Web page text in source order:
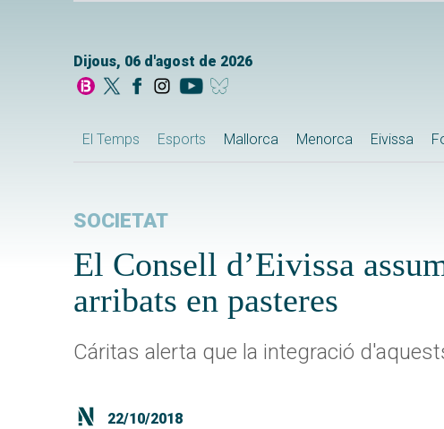
Dijous, 06 d'agost de 2026
El Temps Esports Mallorca Menorca Eivissa
SOCIETAT
El Consell d’Eivissa
arribats en pasteres
Cáritas alerta que la integració
22/10/2018